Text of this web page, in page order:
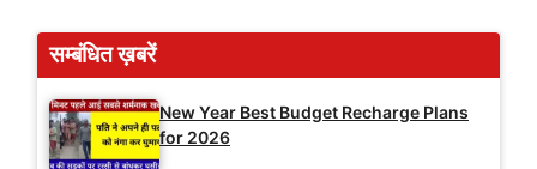
सम्बंधित ख़बरें
New Year Best Budget Recharge Plans
for 2026